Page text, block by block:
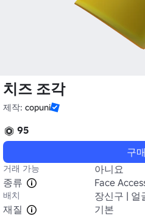
치즈 조각
제작: copuni
95
구매
거래 가능
아니요
종류
Face
배치
장신구 | 얼
재질
기본